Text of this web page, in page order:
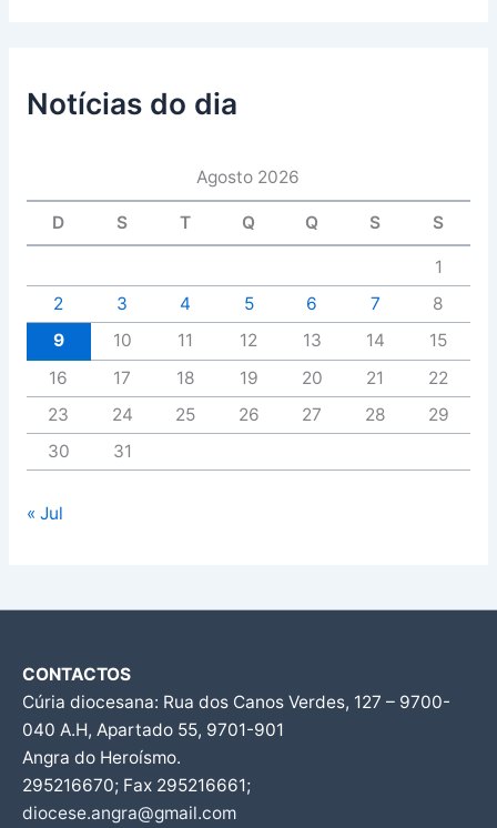
Notícias do dia
Agosto 2026
D S T Q Q S S
1
2
3 4 5 6 7
8
9
10 11 12 13 14
15
16
17 18 19 20 21
22
23
24 25 26 27 28
29
30
31
« Jul
CONTACTOS
Cúria diocesana: Rua dos Canos Verdes, 127 – 9700-
040 A.H, Apartado 55, 9701-901
Angra do Heroísmo.
295216670; Fax 295216661;
diocese.angra@gmail.com